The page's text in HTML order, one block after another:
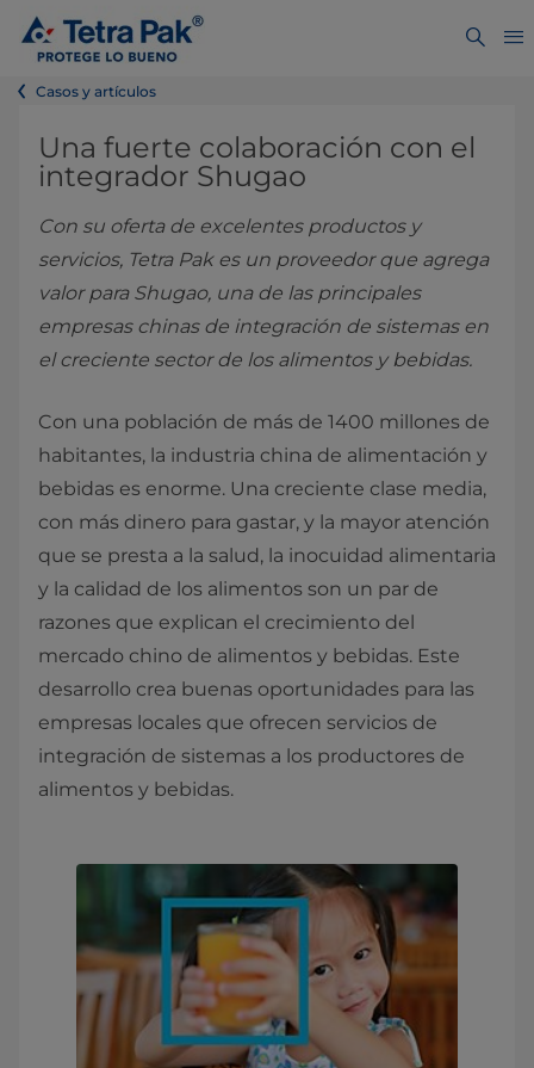
Casos y artículos
Una fuerte colaboración con el
integrador Shugao
Con su oferta de excelentes productos y
servicios, Tetra Pak es un proveedor que agrega
valor para Shugao, una de las principales
empresas chinas de integración de sistemas en
el creciente sector de los alimentos y bebidas.
Con una población de más de 1400 millones de
habitantes, la industria china de alimentación y
bebidas es enorme. Una creciente clase media,
con más dinero para gastar, y la mayor atención
que se presta a la salud, la inocuidad alimentaria
y la calidad de los alimentos son un par de
razones que explican el crecimiento del
mercado chino de alimentos y bebidas. Este
desarrollo crea buenas oportunidades para las
empresas locales que ofrecen servicios de
integración de sistemas a los productores de
alimentos y bebidas.